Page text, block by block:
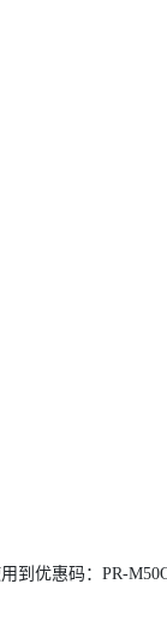
到优惠码：PR-